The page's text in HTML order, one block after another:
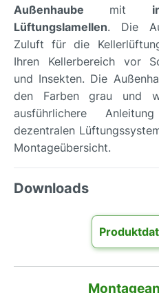
Außenhaube mit
Lüftungslamellen. Die
Zuluft für die
Ihren Kellerbereich vor
und Insekten. Die
den Farben grau und
ausführlichere
dezentralen
Montageübersicht.
Downloads